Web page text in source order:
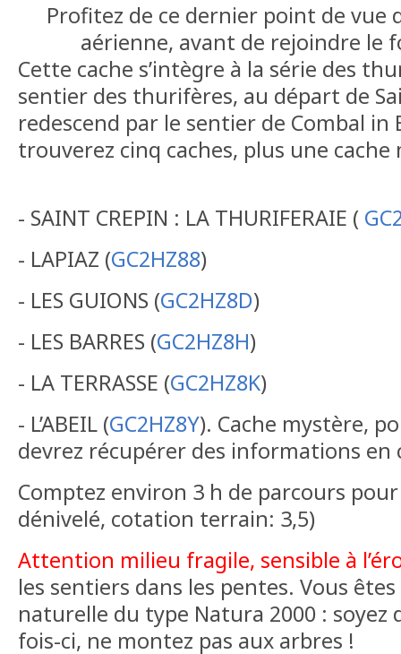
Profitez de ce dernier point de vue
aérienne, avant de rejoindre le
Cette cache s’intègre à la série des
sentier des thurifères, au départ de
redescend par le sentier de Combal in
trouverez cinq caches, plus une cache
- SAINT CREPIN : LA THURIFERAIE (
- LAPIAZ (GC2HZ88)
- LES GUIONS (GC2HZ8D)
- LES BARRES (GC2HZ8H)
- LA TERRASSE (GC2HZ8K)
- L’ABEIL (GC2HZ8Y). Cache mystère,
devrez récupérer des informations en
Comptez environ 3 h de parcours
dénivelé, cotation terrain: 3,5)
Attention milieu fragile, sensible à
les sentiers dans les pentes. Vous
naturelle du type Natura 2000 :
fois-ci, ne montez pas aux arbres !